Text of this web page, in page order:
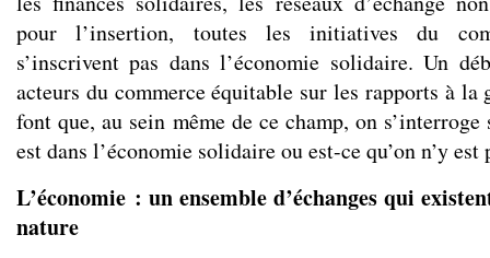
pour l’insertion, toutes les initiatives du
s’inscrivent pas dans l’économie solidaire. Un
acteurs du commerce équitable sur les rapports à
font que, au sein même de ce champ, on
est dans l’économie solidaire ou est-ce qu’on n’y est
L’économie : un ensemble d’échanges qui
nature